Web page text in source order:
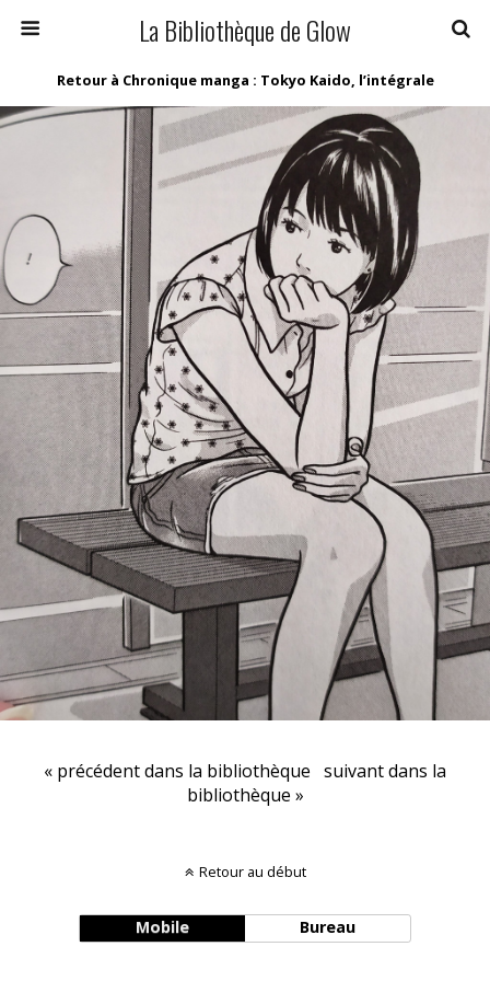
La Bibliothèque de Glow
Retour à Chronique manga : Tokyo Kaido, l’intégrale
« précédent dans la bibliothèque suivant dans la
bibliothèque »
Retour au début
Mobile Bureau